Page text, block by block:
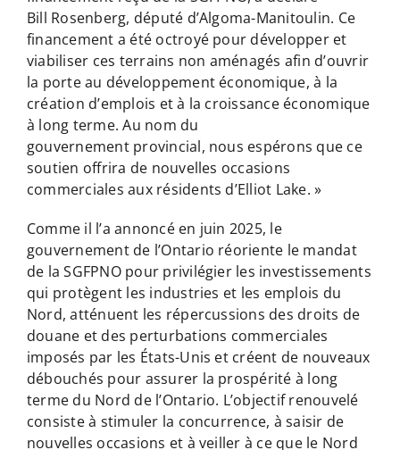
Bill Rosenberg, député d’Algoma-Manitoulin. Ce
financement a été octroyé pour développer et
viabiliser ces terrains non aménagés afin d’ouvrir
la porte au développement économique, à la
création d’emplois et à la croissance économique
à long terme. Au nom du
gouvernement provincial, nous espérons que ce
soutien offrira de nouvelles occasions
commerciales aux résidents d’Elliot Lake. »
Comme il l’a annoncé en juin 2025, le
gouvernement de l’Ontario réoriente le mandat
de la SGFPNO pour privilégier les investissements
qui protègent les industries et les emplois du
Nord, atténuent les répercussions des droits de
douane et des perturbations commerciales
imposés par les États-Unis et créent de nouveaux
débouchés pour assurer la prospérité à long
terme du Nord de l’Ontario. L’objectif renouvelé
consiste à stimuler la concurrence, à saisir de
nouvelles occasions et à veiller à ce que le Nord